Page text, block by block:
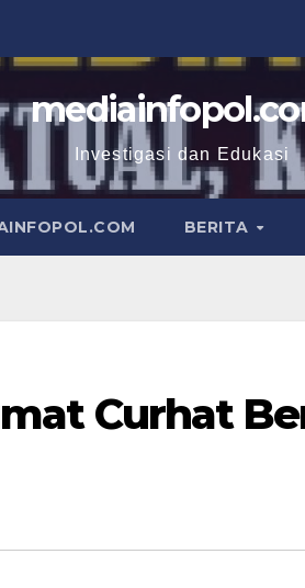
Investigasi dan Edukasi
BERITA
Curhat